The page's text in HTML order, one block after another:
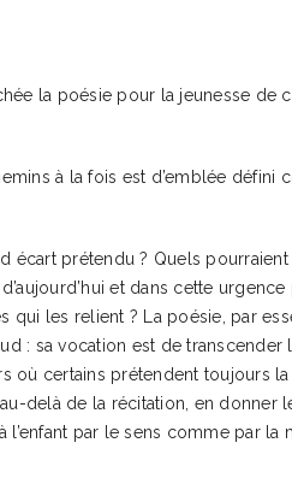
la poésie pour la jeunesse de
à la fois est d’emblée défini
écart prétendu ? Quels
et dans cette
qui les relient ? La poésie, par
: sa vocation est de transcender
où certains prétendent toujours la
delà de la récitation, en donner
l’enfant par le sens comme par la